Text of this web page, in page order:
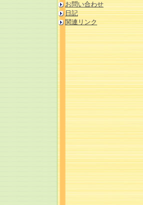
お問い合わせ
日記
関連リンク